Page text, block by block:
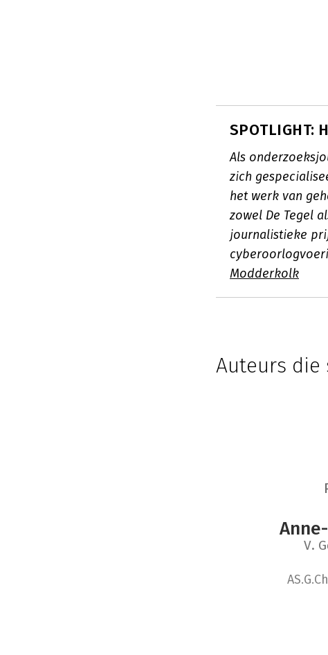
SPOTLIGHT:
Als
zich
het werk van
zowel De Tegel
journalistieke
Modderkolk
Auteurs
V.